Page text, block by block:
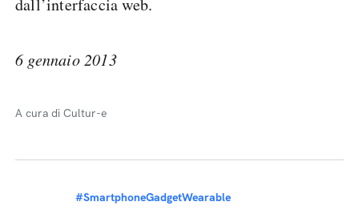
dall’interfaccia web.
6 gennaio 2013
A cura di Cultur-e
#SmartphoneGadgetWearable